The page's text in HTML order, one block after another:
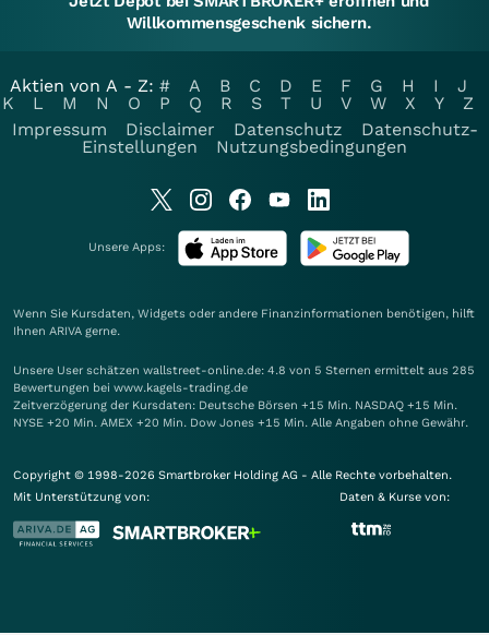
Willkommensgeschenk sichern.
Aktien von A - Z: # A B C D E F G H I
J
K
L M N O P Q R S T U V W X Y
Z
Impressum
Disclaimer Datenschutz
Datenschutz-
Einstellungen
Nutzungsbedingungen
Unsere Apps:
Wenn Sie Kursdaten, Widgets oder andere Finanzinformationen benötigen, hilft
Ihnen ARIVA gerne.
Unsere User schätzen wallstreet-online.de: 4.8 von 5 Sternen ermittelt aus 285
Bewertungen bei www.kagels-trading.de
Zeitverzögerung der Kursdaten: Deutsche Börsen +15 Min. NASDAQ +15 Min.
NYSE +20 Min. AMEX +20 Min. Dow Jones +15 Min. Alle Angaben ohne Gewähr.
Copyright © 1998-2026 Smartbroker Holding AG - Alle Rechte vorbehalten.
Mit Unterstützung von:
Daten & Kurse von: